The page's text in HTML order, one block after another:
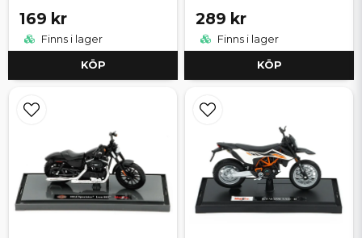
169 kr
Finns i lager
KÖP
289 kr
Finns i lager
KÖP